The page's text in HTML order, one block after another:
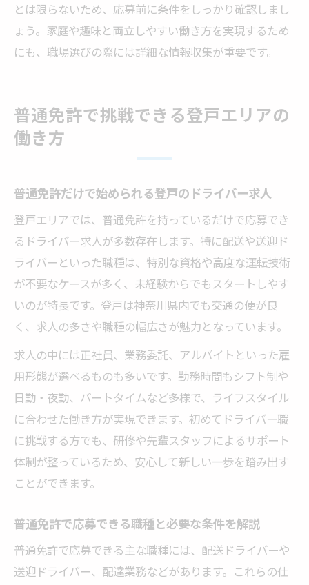
とは限らないため、応募前に条件をしっかり確認しまし
ょう。家庭や趣味と両立しやすい働き方を実現するため
にも、職場選びの際には詳細な情報収集が重要です。
普通免許で挑戦できる登戸エリアの
働き方
普通免許だけで始められる登戸のドライバー求人
登戸エリアでは、普通免許を持っているだけで応募でき
るドライバー求人が多数存在します。特に配送や送迎ド
ライバーといった職種は、特別な資格や高度な運転技術
が不要なケースが多く、未経験からでもスタートしやす
いのが特長です。登戸は神奈川県内でも交通の便が良
く、求人の多さや職種の幅広さが魅力となっています。
求人の中には正社員、業務委託、アルバイトといった雇
用形態が選べるものも多いです。勤務時間もシフト制や
日勤・夜勤、パートタイムなど多様で、ライフスタイル
に合わせた働き方が実現できます。初めてドライバー職
に挑戦する方でも、研修や先輩スタッフによるサポート
体制が整っているため、安心して新しい一歩を踏み出す
ことができます。
普通免許で応募できる職種と必要な条件を解説
普通免許で応募できる主な職種には、配送ドライバーや
送迎ドライバー、配達業務などがあります。これらの仕